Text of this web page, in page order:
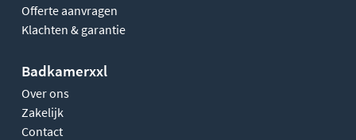
Offerte aanvragen
Klachten & garantie
Badkamerxxl
Over ons
Zakelijk
Contact